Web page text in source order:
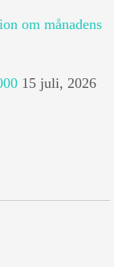
om månadens
15 juli, 2026